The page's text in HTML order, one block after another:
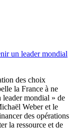
un leader mondial
des choix
la France à ne
leader mondial » de
Weber et le
des opérations
la ressource et de